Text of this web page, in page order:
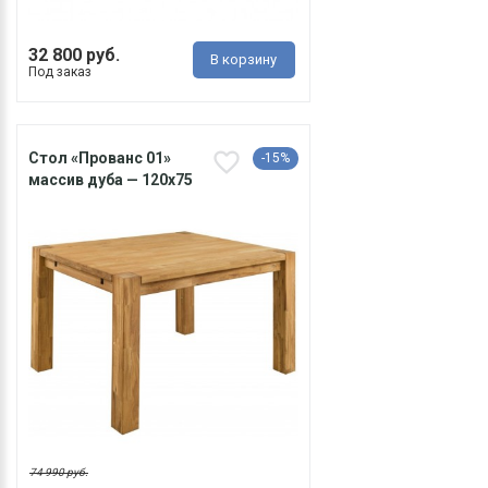
32 800 руб.
Под заказ
В корзину
Cтол «Прованс 01»
массив дуба — 120х75
-15%
74 990 руб.